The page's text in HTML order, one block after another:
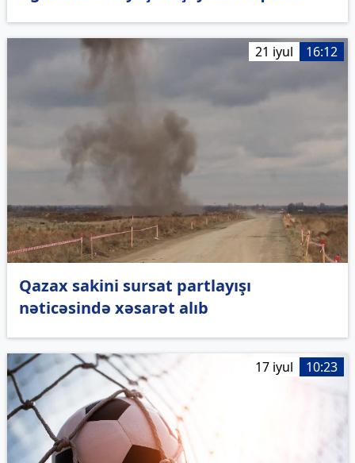
21 iyul 16:12
Qazax sakini sursat partlayışı
nəticəsində xəsarət alıb
17 iyul 10:23